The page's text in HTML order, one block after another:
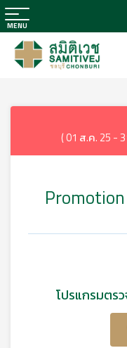
( 01 ส.ค. 25 -
โปรแกรมตร